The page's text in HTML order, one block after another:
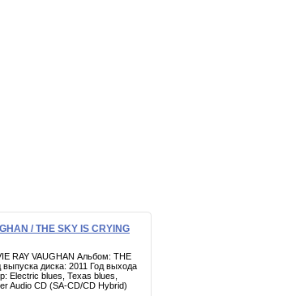
/ THE SKY IS CRYING
RAY VAUGHAN Альбом: THE
выпуска диска: 2011 Год выхода
Electric blues, Texas blues,
Audio CD (SA-CD/CD Hybrid)